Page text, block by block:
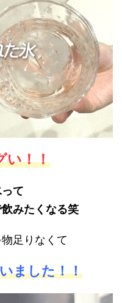
い！！
て
みたくなる笑
足りなくて
ました！！